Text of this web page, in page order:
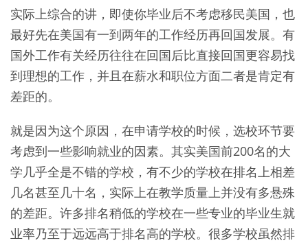
实际上综合的讲，即使你毕业后不考虑移民美国，也
最好先在美国有一到两年的工作经历再回国发展。有
国外工作有关经历往往在回国后比直接回国更容易找
到理想的工作，并且在薪水和职位方面二者是肯定有
差距的。
就是因为这个原因，在申请学校的时候，选校环节要
考虑到一些影响就业的因素。其实美国前200名的大
学几乎全是不错的学校，有不少的学校在排名上相差
几名甚至几十名，实际上在教学质量上并没有多悬殊
的差距。许多排名稍低的学校在一些专业的毕业生就
业率乃至于远远高于排名高的学校。很多学校虽然排